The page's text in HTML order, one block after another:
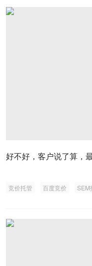
好不好，客户说了算，
竞价托管 百度竞价 SEM